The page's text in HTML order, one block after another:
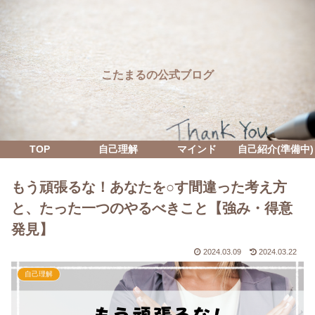
こたまるの公式ブログ
TOP 自己理解 マインド 自己紹介(準備中)
もう頑張るな！あなたを○す間違った考え方
と、たった一つのやるべきこと【強み・得意
発見】
2024.03.09 2024.03.22
自己理解